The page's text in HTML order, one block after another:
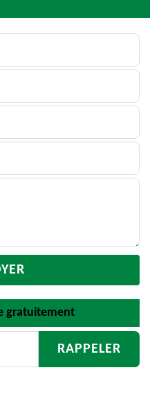
gratuitement